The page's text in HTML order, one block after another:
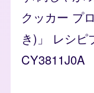
クッカー プ
き)」 レシピ
CY3811J0A